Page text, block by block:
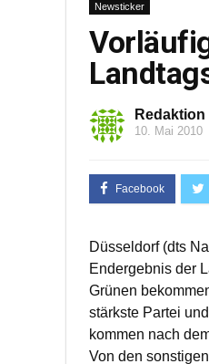
Newsticker
Redaktion
10. Mai 2010
Düsseldorf (dts
Endergebnis der
Grünen
stärkste Partei
kommen nach
Von den